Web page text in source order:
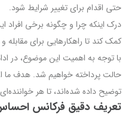
حتی اقدام برای تغییر شرایط شود.
درک اینکه چرا و چگونه برخی
کمک کند تا راهکارهایی برای
با توجه به اهمیت این موضوع، در
حالت پرداخته خواهیم شد. هدف ما
توضیح داده شده‌اند، تا هر
تعریف دقیق فرکانس